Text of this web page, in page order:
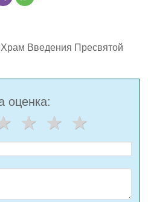
Введения Пресвятой
оценка: